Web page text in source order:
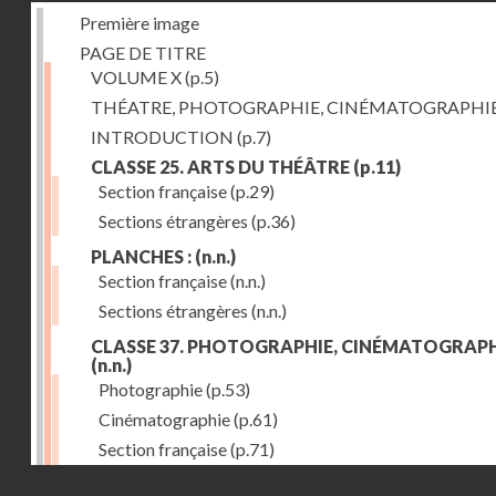
Première image
PAGE DE TITRE
VOLUME X(p.5)
THÉATRE, PHOTOGRAPHIE,
INTRODUCTION (p.7)
CLASSE 25. ARTS DU THÉÂTRE (p.11)
Section française(p.29)
Sections étrangères (p.36)
PLANCHES : (n.n.)
Section française(n.n.)
Sections étrangères (n.n.)
CLASSE 37. PHOTOGRAPHIE,
(n.n.)
Photographie(p.53)
Cinématographie(p.61)
Section française(p.71)